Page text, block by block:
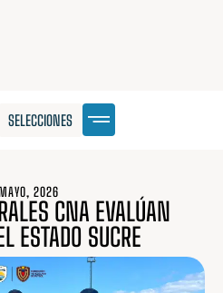
SELECCIONES
2026
CNA EVALÚAN
ESTADO SUCRE